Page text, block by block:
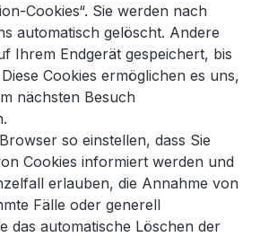
Cookies“. Sie werden nach
automatisch gelöscht. Andere
Ihrem Endgerät gespeichert, bis
Cookies ermöglichen es uns,
nächsten Besuch
so einstellen, dass Sie
Cookies informiert werden und
erlauben, die Annahme von
Fälle oder generell
das automatische Löschen der